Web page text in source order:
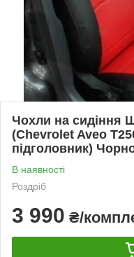
Чохли на сидіння
(Chevrolet Aveo
підголовник)
В наявності
Роздріб
3 990 ₴/